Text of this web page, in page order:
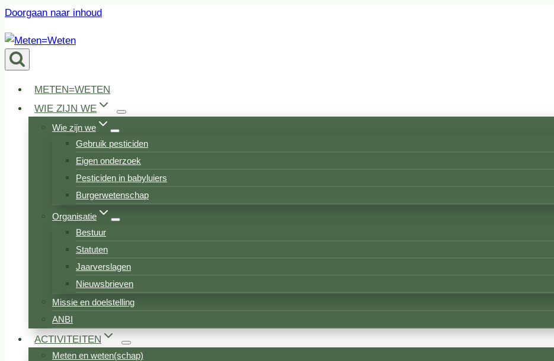
Doorgaan naar inhoud
METEN=WETEN
WIE ZIJN WE
Wie zijn we
Gebruik pesticiden
Eigen onderzoek
Pesticiden in babyluiers
Burgerwetenschap
Organisatie
Bestuur
Statuten
Jaarverslagen
Nieuwsbrieven
Missie en doelstelling
ANBI
ACTIVITEITEN
Meten en weten(schap)